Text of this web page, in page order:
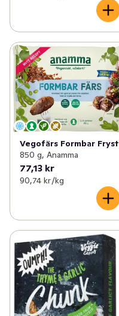
Vegofärs Formbar Fryst
850 g, Anamma
77,13 kr
90,74 kr /kg